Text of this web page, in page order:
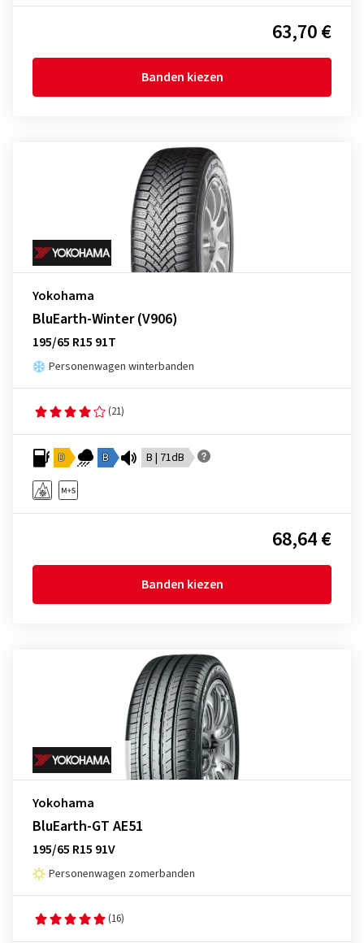
63,70 €
Banden kiezen
Yokohama
BluEarth-Winter (V906)
195/65 R15 91T
Personenwagen winterbanden
(21)
D B B | 71dB
68,64 €
Banden kiezen
Yokohama
BluEarth-GT AE51
195/65 R15 91V
Personenwagen zomerbanden
(16)